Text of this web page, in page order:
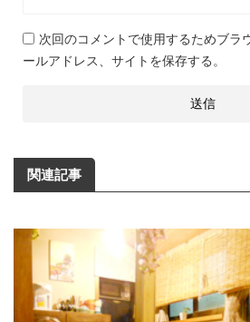
次回のコメントで使用するためブラ
ールアドレス、サイトを保存する。
関連記事